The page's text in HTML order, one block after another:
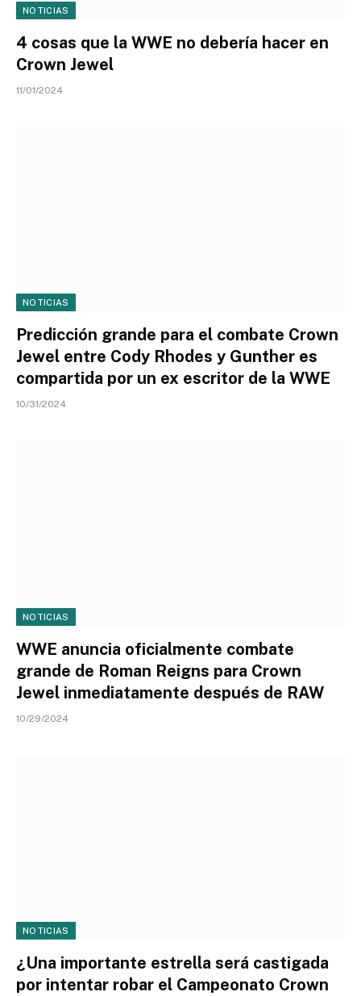
NOTICIAS
4 cosas que la WWE no debería hacer en
Crown Jewel
11/01/2024
NOTICIAS
Predicción grande para el combate Crown
Jewel entre Cody Rhodes y Gunther es
compartida por un ex escritor de la WWE
10/31/2024
NOTICIAS
WWE anuncia oficialmente combate
grande de Roman Reigns para Crown
Jewel inmediatamente después de RAW
10/29/2024
NOTICIAS
¿Una importante estrella será castigada
por intentar robar el Campeonato Crown